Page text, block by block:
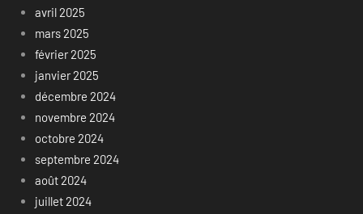
avril 2025
mars 2025
février 2025
janvier 2025
décembre 2024
novembre 2024
octobre 2024
septembre 2024
août 2024
juillet 2024